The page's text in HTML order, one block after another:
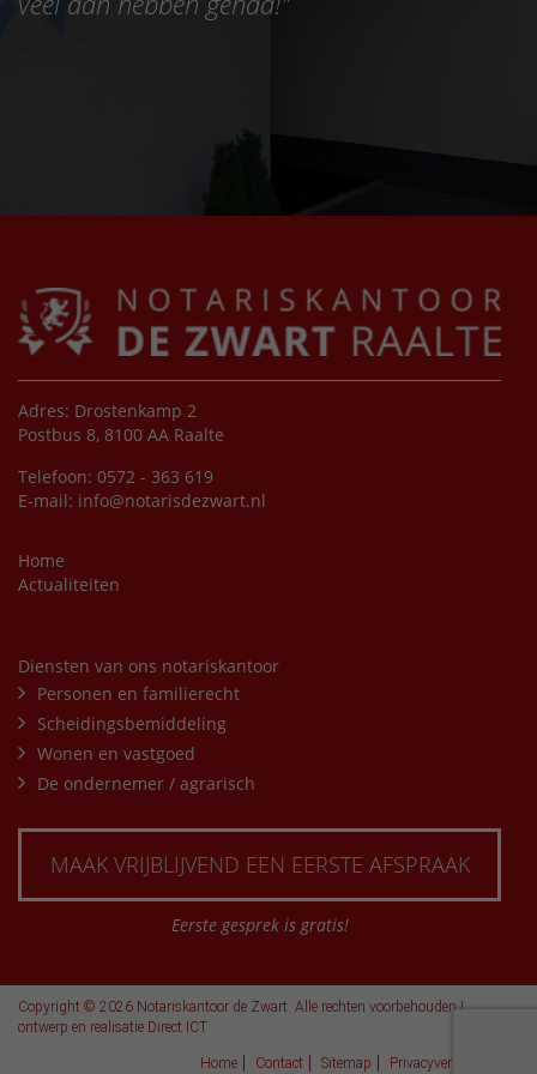
Adres: Drostenkamp 2
Postbus 8, 8100 AA Raalte
Telefoon: 0572 - 363 619
E-mail: info@notarisdezwart.nl
Home
Actualiteiten
Diensten van ons notariskantoor
Personen en familierecht
Scheidingsbemiddeling
Wonen en vastgoed
De ondernemer / agrarisch
MAAK VRIJBLIJVEND EEN EERSTE AFSPRAAK
Eerste gesprek is gratis!
Copyright © 2026 Notariskantoor de Zwart. Alle rechten voorbehouden |
ontwerp en realisatie Direct ICT
Home Contact Sitemap Privacyverklaring